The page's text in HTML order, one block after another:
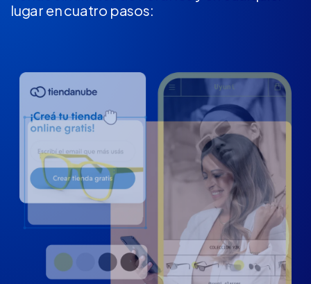
lugar en cuatro pasos: